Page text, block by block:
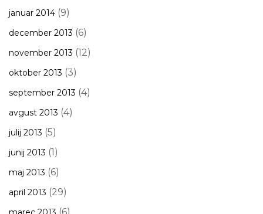
januar 2014 (9)
december 2013 (6)
november 2013 (12)
oktober 2013 (3)
september 2013 (4)
avgust 2013 (4)
julij 2013 (5)
junij 2013 (1)
maj 2013 (6)
april 2013 (29)
(6)